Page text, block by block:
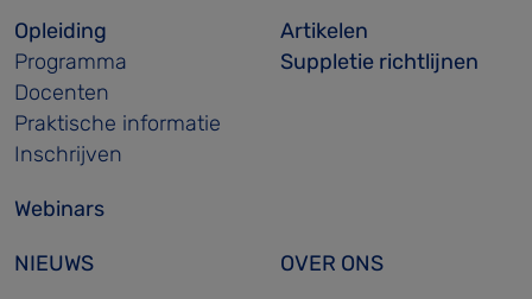
Opleiding
Programma
Docenten
Praktische informatie
Inschrijven
Webinars
Artikelen
Suppletie richtlijnen
NIEUWS OVER ONS